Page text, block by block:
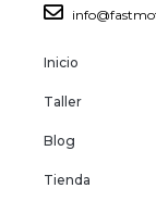
Inicio
Taller
Blog
Tienda